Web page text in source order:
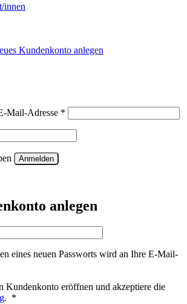
innen
Kundenkonto anlegen
Mail-Adresse *
Anmelden
anlegen
eines neuen Passworts wird an Ihre E-Mail-
Kundenkonto eröffnen und akzeptiere die
. *